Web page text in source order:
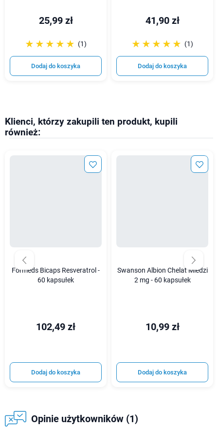
25,99 zł
☆☆☆☆☆
★★★★★ (1)
Dodaj do koszyka
41,90 zł
☆☆☆☆☆
★★★★★ (1)
Dodaj do koszyka
Klienci, którzy zakupili ten produkt, kupili
również:
Formeds Bicaps Resveratrol -
60 kapsułek
102,49 zł
Dodaj do koszyka
Swanson Albion Chelat Miedzi
2 mg - 60 kapsułek
10,99 zł
Dodaj do koszyka
Opinie użytkowników (1)